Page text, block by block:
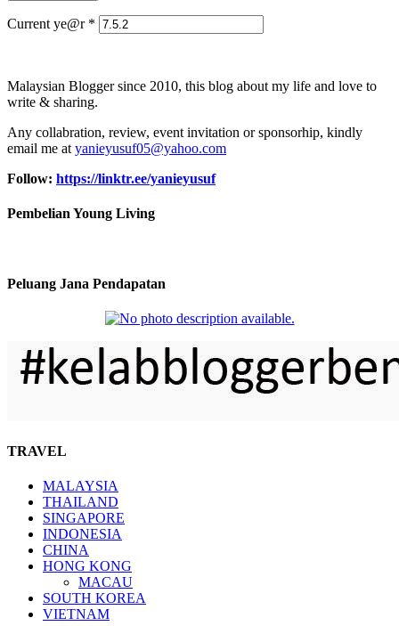
Current ye@r *
Malaysian Blogger since 2010, this blog about my life and love to
write & sharing.
Any collabration, review, event invitation or sponsorhip, kindly
email me at yanieyusuf05@yahoo.com
Follow: https://linktr.ee/yanieyusuf
Pembelian Young Living
Peluang Jana Pendapatan
TRAVEL
MALAYSIA
THAILAND
SINGAPORE
INDONESIA
CHINA
HONG KONG
MACAU
SOUTH KOREA
VIETNAM